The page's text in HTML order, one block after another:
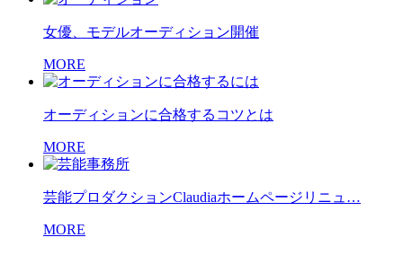
女優、モデルオーディション開催
MORE
オーディションに合格するコツとは
MORE
芸能プロダクションClaudiaホームページリニュ…
MORE